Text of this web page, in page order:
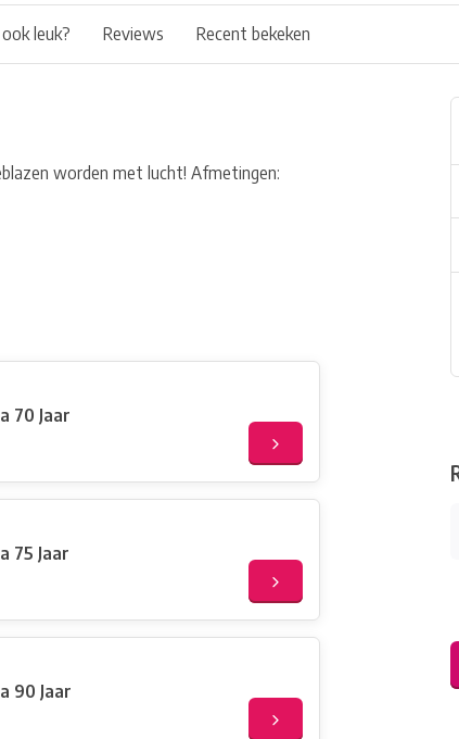
leuk? Reviews Recent bekeken
worden met lucht! Afmetingen:
70 Jaar
75 Jaar
Hoera 90 Jaar